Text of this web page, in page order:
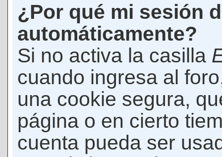
¿Por qué mi sesión
automáticamente?
Si no activa la casilla
cuando ingresa al
una cookie segura,
página o en cierto
cuenta pueda ser